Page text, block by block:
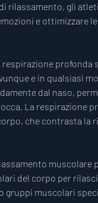
rilassamento, gli
e ottimizzare
respirazione
e in qualsiasi
dal naso,
La respirazione
che contrasta la
muscolare
del corpo per
muscolari